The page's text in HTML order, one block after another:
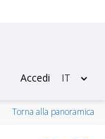
Accedi IT
Torna alla panoramica